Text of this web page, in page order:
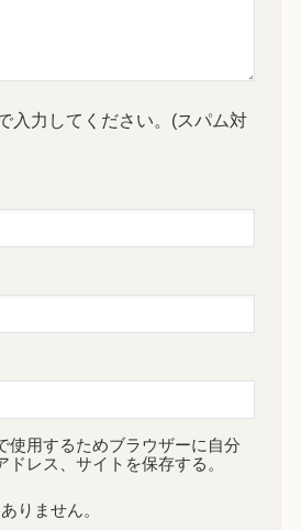
入力してください。(スパム対
使用するためブラウザーに自分
ドレス、サイトを保存する。
りません。